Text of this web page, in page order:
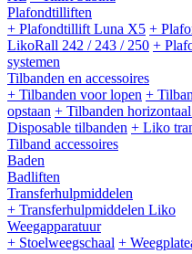
Plafondtilliften
+ Plafondtillift Luna X5 +
LikoRall 242 / 243 / 250 +
systemen
Tilbanden en accessoires
+ Tilbanden voor lopen +
opstaan + Tilbanden
Disposable tilbanden + Liko
Tilband accessoires
Baden
Badliften
Transferhulpmiddelen
+ Transferhulpmiddelen Liko
Weegapparatuur
+ Stoelweegschaal +